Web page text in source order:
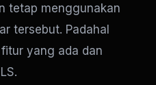
tetap menggunakan
tersebut. Padahal
yang ada dan